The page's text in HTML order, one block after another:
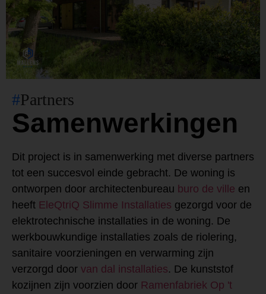
#Partners
Samenwerkingen
Dit project is in samenwerking met diverse partners
tot een succesvol einde gebracht. De woning is
ontworpen door architectenbureau buro de ville en
heeft EleQtriQ Slimme Installaties gezorgd voor de
elektrotechnische installaties in de woning. De
werkbouwkundige installaties zoals de riolering,
sanitaire voorzieningen en verwarming zijn
verzorgd door van dal installaties. De kunststof
kozijnen zijn voorzien door Ramenfabriek Op 't